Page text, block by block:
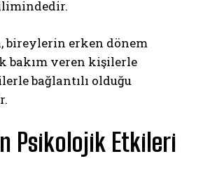
bireylerin erken dönem
bakım veren kişilerle
bağlantılı olduğu
Psikolojik Etkileri